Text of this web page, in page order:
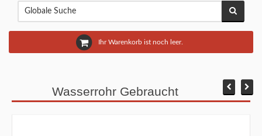
Ihr Warenkorb ist noch leer.
Wasserrohr Gebraucht